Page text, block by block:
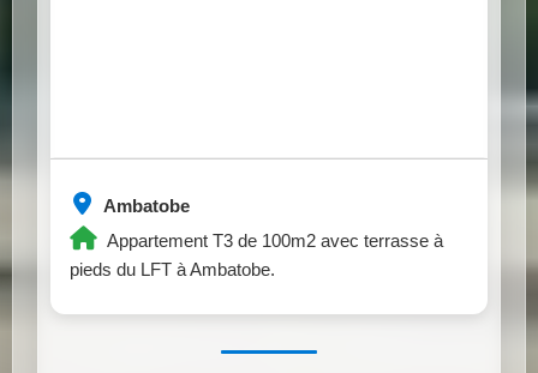
Ambatobe
Appartement T3 de 100m2 avec terrasse à
pieds du LFT à Ambatobe.